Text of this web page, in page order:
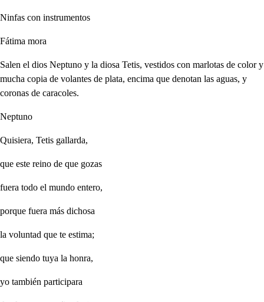
Ninfas con instrumentos
Fátima mora
Salen el dios Neptuno y la diosa Tetis, vestidos con marlotas de color y
mucha copia de volantes de plata, encima que denotan las aguas, y
coronas de caracoles.
Neptuno
Quisiera, Tetis gallarda,
que este reino de que gozas
fuera todo el mundo entero,
porque fuera más dichosa
la voluntad que te estima;
que siendo tuya la honra,
yo también participara